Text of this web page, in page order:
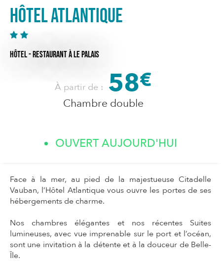
Hôtel Atlantique
HÔTEL - RESTAURANTÀ LE PALAIS
À partir de : 58€
Chambre double
OUVERT AUJOURD'HUI
Face à la mer, au pied de la majestueuse Citadelle
Vauban, l’Hôtel Atlantique vous ouvre les portes de ses
hébergements de charme.
Nos chambres élégantes et nos récentes Suites
lumineuses, avec vue imprenable sur le port et l’océan,
sont une invitation à la détente et à la douceur de Belle-
Île.